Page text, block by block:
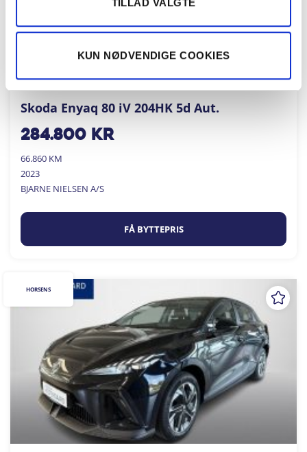
KUN NØDVENDIGE COOKIES
Skoda Enyaq 80 iV 204HK 5d Aut.
284.800kr
66.860 KM
2023
BJARNE NIELSEN A/S
FÅ BYTTEPRIS
HORSENS